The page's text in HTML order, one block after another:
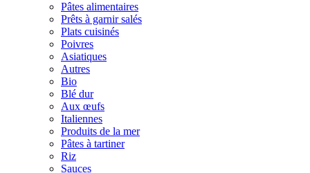
Pâtes alimentaires
Prêts à garnir salés
Plats cuisinés
Poivres
Asiatiques
Autres
Bio
Blé dur
Aux œufs
Italiennes
Produits de la mer
Pâtes à tartiner
Riz
Sauces